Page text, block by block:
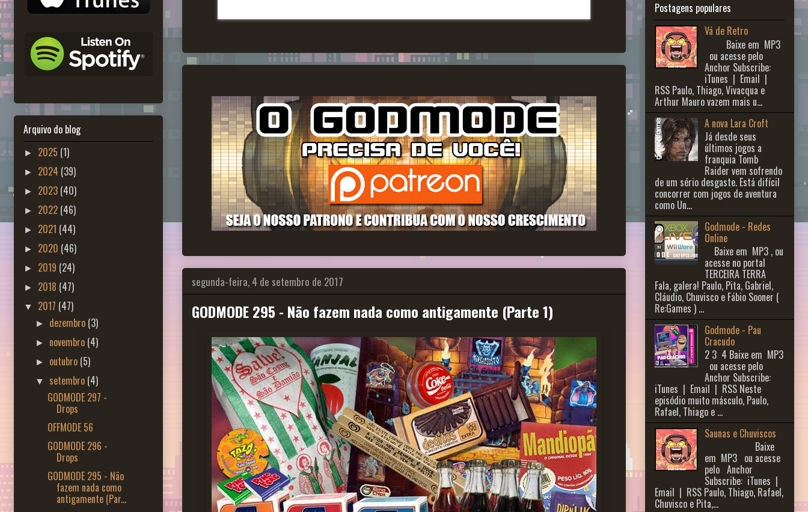
segunda-feira, 4 de setembro de 2017
GODMODE 295 - Não fazem nada como antigamente (Parte 1)
Arquivo do blog
► 2025 (1)
► 2024 (39)
► 2023 (40)
► 2022 (46)
► 2021 (44)
► 2020 (46)
► 2019 (24)
► 2018 (47)
▼ 2017 (47)
► dezembro (3)
► novembro (4)
► outubro (5)
▼ setembro (4)
GODMODE 297 -
Drops
OFFMODE 56
GODMODE 296 -
Drops
GODMODE 295 - Não
fazem nada como
antigamente (Par...
Postagens populares
Vá de Retro
Baixe em MP3
ou acesse pelo
Anchor Subscribe:
iTunes | Email |
RSS Paulo, Thiago, Vivacqua e
Arthur Mauro vazem mais u...
A nova Lara Croft
Já desde seus
últimos jogos a
franquia Tomb
Raider vem sofrendo
de um sério desgaste. Está difícil
concorrer com jogos de aventura
como Un...
Godmode - Redes
Online
Baixe em MP3 , ou
acesse no portal
TERCEIRA TERRA
Fala, galera! Paulo, Pita, Gabriel,
Cláudio, Chuvisco e Fábio Sooner (
Re:Games ) ...
Godmode - Pau
Cracudo
2 3 ​ 4 Baixe em MP3
ou acesse pelo
Anchor Subscribe:
iTunes | Email | RSS Neste
episódio muito másculo, Paulo,
Rafael, Thiago e ...
Saunas e Chuviscos
Baixe
em MP3 ou acesse
pelo Anchor
Subscribe: iTunes |
Email | RSS Paulo, Thiago, Rafael,
Chuvisco e Pita,...